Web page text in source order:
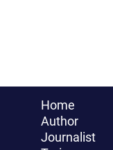
Home
Author
Journalist